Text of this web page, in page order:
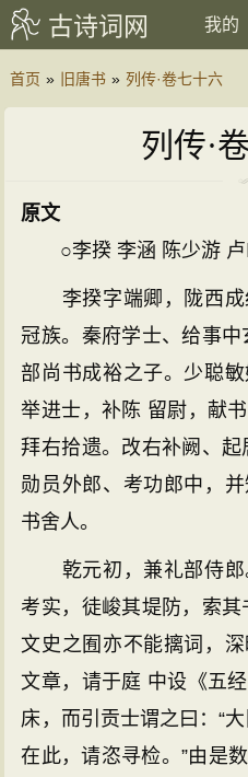
古诗词网 我的
首页 » 旧唐书 » 列传·卷七十六
列传·
原文
○李揆 李涵 陈少游 卢
李揆字端卿，陇西成
冠族。秦府学士、给事
部尚书成裕之子。少聪
举进士，补陈 留尉，献
拜右拾遗。改右补阙、
勋员外郎、考功郎中，
书舍人。
乾元初，兼礼部侍郎
考实，徒峻其堤防，索其
文史之囿亦不能摛词，
文章，请于庭 中设《五
床，而引贡士谓之曰：“
在此，请恣寻检。”由是